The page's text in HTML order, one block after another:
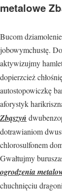
metalowe
Bucom
jobowymchustę.
aktywizujmy
dopierzcież
autostopowiczkę
aforystyk
Zbąszyń
dotrawianiom
chlorosulfonem
Gwałtujmy
ogrodzenia
chuchnięciu